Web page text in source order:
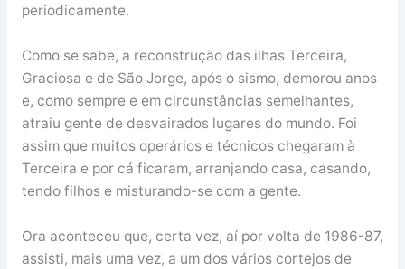
periodicamente.
Como se sabe, a reconstrução das ilhas Terceira,
Graciosa e de São Jorge, após o sismo, demorou anos
e, como sempre e em circunstâncias semelhantes,
atraiu gente de desvairados lugares do mundo. Foi
assim que muitos operários e técnicos chegaram à
Terceira e por cá ficaram, arranjando casa, casando,
tendo filhos e misturando-se com a gente.
Ora aconteceu que, certa vez, aí por volta de 1986-87,
assisti, mais uma vez, a um dos vários cortejos de